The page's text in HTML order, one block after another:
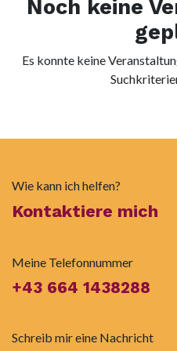
Noch keine
Es konnte keine
Wie kann ich helfen?
Kontaktiere mich
Meine Telefonnummer
+43 664 1438288
Schreib mir eine Nachricht